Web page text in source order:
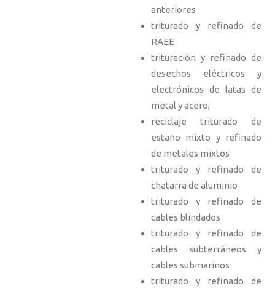
anteriores
triturado y refinado de
RAEE
trituración y refinado de
desechos eléctricos y
electrónicos de latas de
metal y acero,
reciclaje triturado de
estaño mixto y refinado
de metales mixtos
triturado y refinado de
chatarra de aluminio
triturado y refinado de
cables blindados
triturado y refinado de
cables subterráneos y
cables submarinos
triturado y refinado de